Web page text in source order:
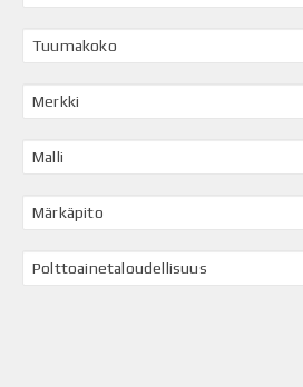
Tuumakoko
Merkki
Malli
Märkäpito
Polttoainetaloudellisuus